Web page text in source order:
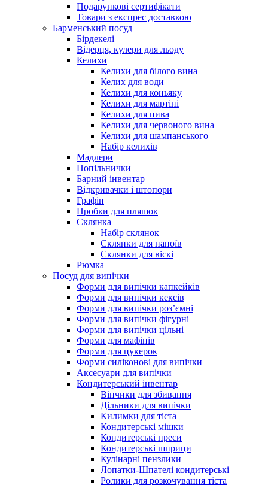
Подарункові сертифікати
Товари з експрес доставкою
Барменський посуд
Бірдекелі
Відерця, кулери для льоду
Келихи
Келихи для білого вина
Келих для води
Келихи для коньяку
Келихи для мартіні
Келихи для пива
Келихи для червоного вина
Келихи для шампанського
Набір келихів
Мадлери
Попільнички
Барний інвентар
Відкривачки і штопори
Графін
Пробки для пляшок
Склянка
Набір склянок
Склянки для напоїв
Склянки для віскі
Рюмка
Посуд для випічки
Форми для випічки капкейків
Форми для випічки кексів
Форми для випічки роз’ємні
Форми для випічки фігурні
Форми для випічки цільні
Форми для мафінів
Форми для цукерок
Форми силіконові для випічки
Аксесуари для випічки
Кондитерський інвентар
Вінчики для збивання
Дільники для випічки
Килимки для тіста
Кондитерські мішки
Кондитерські преси
Кондитерські шприци
Кулінарні пензлики
Лопатки-Шпателі кондитерські
Ролики для розкочування тіста